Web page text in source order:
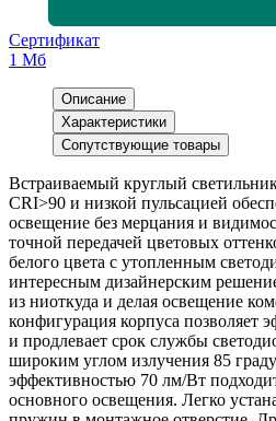
Сертификат
1 Мб
Описание
Характеристики
Сопутствующие товары
Встраиваемый круглый
CRI>90 и низкой пульсацией
освещение без мерцания и
точной передачей цветовых
белого цвета с утопленным
интересным дизайнерским
из ниоткуда и делая освещение
конфигурация корпуса позволяет
и продлевает срок службы
широким углом излучения 85
эффективностью 70 лм/Вт
основного освещения. Легко